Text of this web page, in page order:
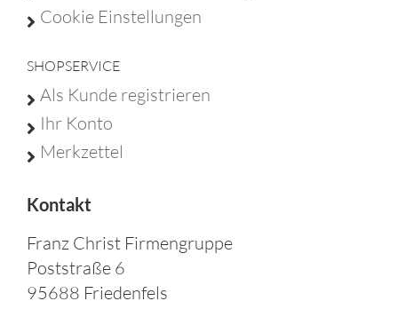
Cookie Einstellungen
SHOPSERVICE
Als Kunde registrieren
Ihr Konto
Merkzettel
Kontakt
Franz Christ Firmengruppe
Poststraße 6
95688 Friedenfels